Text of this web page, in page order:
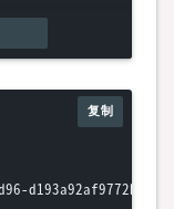
join('\n'
复制